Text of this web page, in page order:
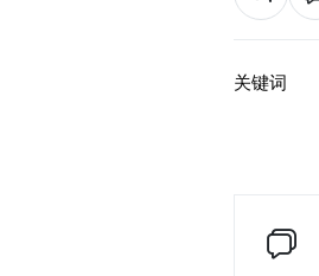
关键词